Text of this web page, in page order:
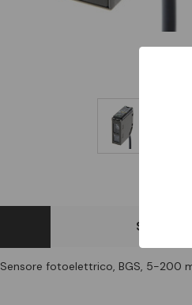
Scheda
Sensore fotoelettrico, BGS, 5-200